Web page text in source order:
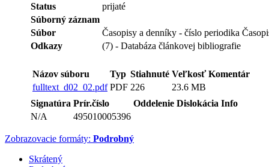
Status
prijaté
Súborný záznam
Súbor
Časopisy a denníky - číslo periodika
Odkazy
(7) - Databáza článkovej bibliografie
Názov súboru Typ Stiahnuté Veľkosť Komentár
fulltext_d02_02.pdf PDF 226
23.6 MB
Signatúra Prír.číslo Oddelenie Dislokácia Info
N/A
495010005396
Zobrazovacie formáty: Podrobný
Skrátený